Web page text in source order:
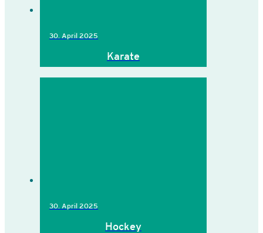
30. April 2025
Karate
30. April 2025
Hockey